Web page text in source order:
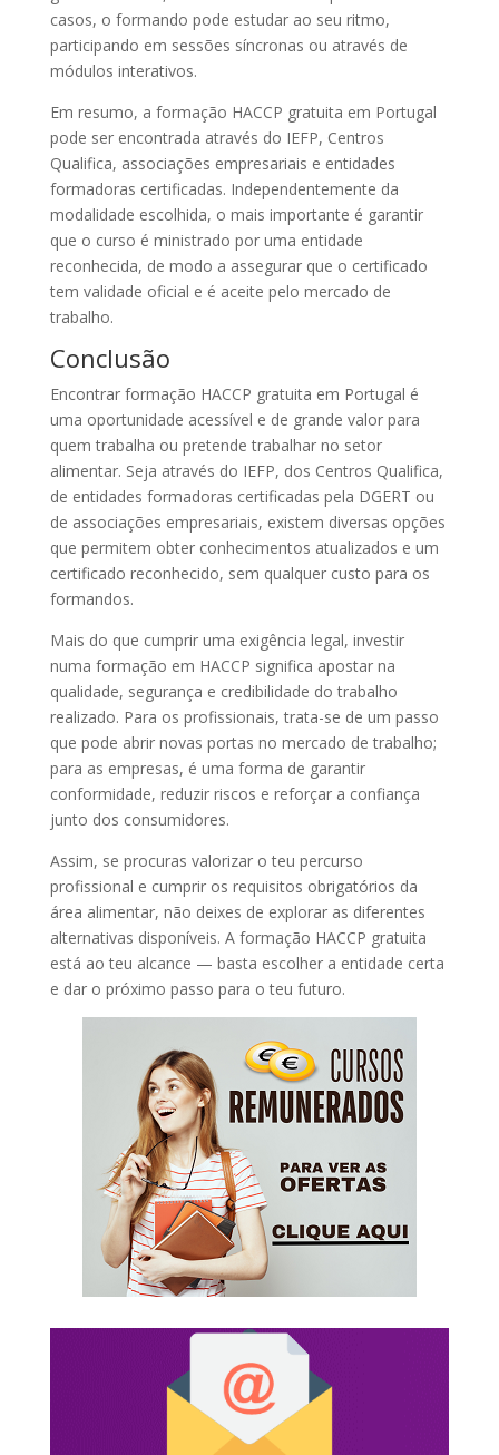
casos, o formando pode estudar ao seu ritmo,
participando em sessões síncronas ou através de
módulos interativos.
Em resumo, a formação HACCP gratuita em Portugal
pode ser encontrada através do IEFP, Centros
Qualifica, associações empresariais e entidades
formadoras certificadas. Independentemente da
modalidade escolhida, o mais importante é garantir
que o curso é ministrado por uma entidade
reconhecida, de modo a assegurar que o certificado
tem validade oficial e é aceite pelo mercado de
trabalho.
Conclusão
Encontrar formação HACCP gratuita em Portugal é
uma oportunidade acessível e de grande valor para
quem trabalha ou pretende trabalhar no setor
alimentar. Seja através do IEFP, dos Centros Qualifica,
de entidades formadoras certificadas pela DGERT ou
de associações empresariais, existem diversas opções
que permitem obter conhecimentos atualizados e um
certificado reconhecido, sem qualquer custo para os
formandos.
Mais do que cumprir uma exigência legal, investir
numa formação em HACCP significa apostar na
qualidade, segurança e credibilidade do trabalho
realizado. Para os profissionais, trata-se de um passo
que pode abrir novas portas no mercado de trabalho;
para as empresas, é uma forma de garantir
conformidade, reduzir riscos e reforçar a confiança
junto dos consumidores.
Assim, se procuras valorizar o teu percurso
profissional e cumprir os requisitos obrigatórios da
área alimentar, não deixes de explorar as diferentes
alternativas disponíveis. A formação HACCP gratuita
está ao teu alcance — basta escolher a entidade certa
e dar o próximo passo para o teu futuro.